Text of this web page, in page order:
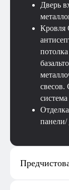
Дверь
Кровля
свесов.
система
панели/